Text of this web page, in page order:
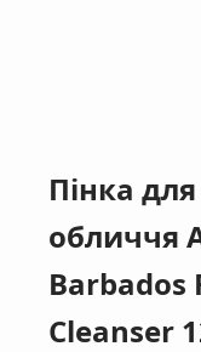
Пінка
обличчя
Barbados
Cleanser